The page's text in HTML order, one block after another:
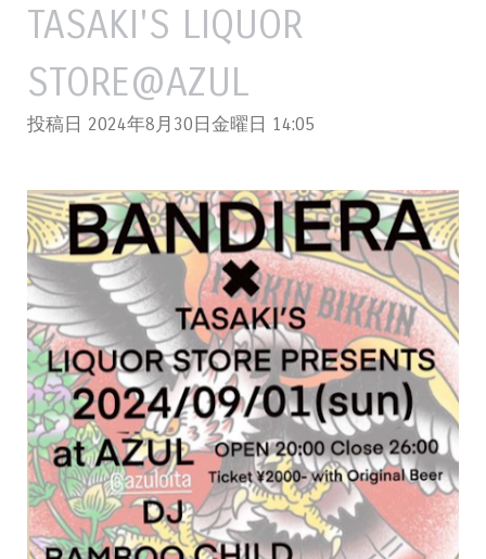
TASAKI'S LIQUOR
STORE@AZUL
投稿日 2024年8月30日金曜日 14:05